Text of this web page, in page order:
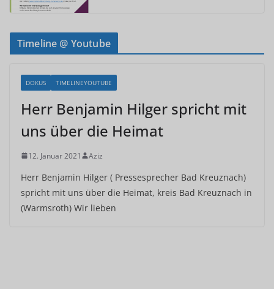
Timeline @ Youtube
DOKUS TIMELINEYOUTUBE
Herr Benjamin Hilger spricht mit
uns über die Heimat
12. Januar 2021 Aziz
Herr Benjamin Hilger ( Pressesprecher Bad Kreuznach)
spricht mit uns über die Heimat, kreis Bad Kreuznach in
(Warmsroth) Wir lieben